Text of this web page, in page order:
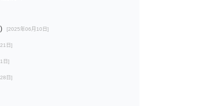
[2025年06月10日]
日]
日]
日]